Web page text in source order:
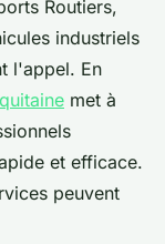
Routiers,
industriels
l'appel. En
met à
et efficace.
peuvent